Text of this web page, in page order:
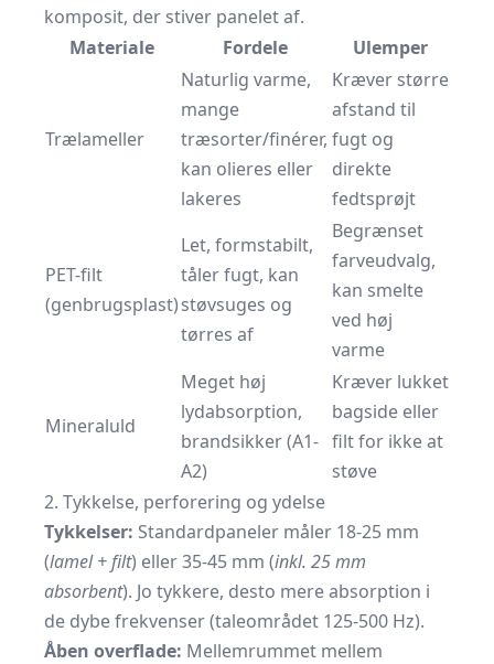
komposit, der stiver panelet af.
Materiale
Fordele Ulemper
Trælameller
Naturlig varme,
mange
træsorter/finérer,
kan olieres eller
lakeres
Kræver større
afstand til
fugt og
direkte
fedtsprøjt
PET-filt
(genbrugsplast)
Let, formstabilt,
tåler fugt, kan
støvsuges og
tørres af
Begrænset
farveudvalg,
kan smelte
ved høj
varme
Mineraluld
Meget høj
lydabsorption,
brandsikker (A1-
A2)
Kræver lukket
bagside eller
filt for ikke at
støve
2. Tykkelse, perforering og ydelse
Tykkelser: Standardpaneler måler 18-25 mm
(lamel + filt) eller 35-45 mm (inkl. 25 mm
absorbent). Jo tykkere, desto mere absorption i
de dybe frekvenser (taleområdet 125-500 Hz).
Åben overflade: Mellemrummet mellem